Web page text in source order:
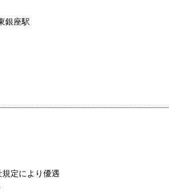
銀座駅
定により優遇